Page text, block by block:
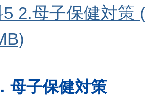
5 2.母子保健対策
母子保健対策